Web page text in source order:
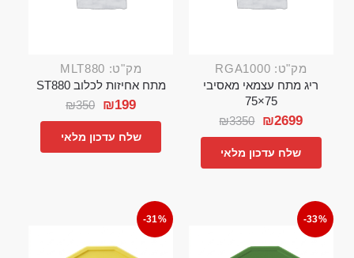
מק"ט: RGA1000
ריג מתח עצמאי מאסיבי
75×75
₪3350 ₪2699
שלח עדכון מלאי
מק"ט: MLT880
מתח אחיזות לכלוב ST880
₪350 ₪199
שלח עדכון מלאי
-33%
-31%